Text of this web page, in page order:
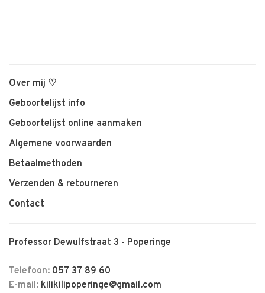
Over mij ♡
Geboortelijst info
Geboortelijst online aanmaken
Algemene voorwaarden
Betaalmethoden
Verzenden & retourneren
Contact
Professor Dewulfstraat 3 - Poperinge
Telefoon: 057 37 89 60
E-mail: kilikilipoperinge@gmail.com